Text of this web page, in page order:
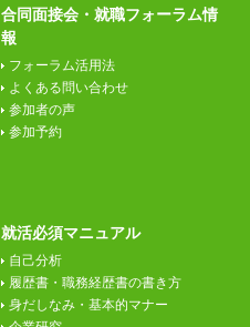
合同面接会・就職フォーラム情
報
フォーラム活用法
よくある問い合わせ
参加者の声
参加予約
就活必須マニュアル
自己分析
履歴書・職務経歴書の書き方
身だしなみ・基本的マナー